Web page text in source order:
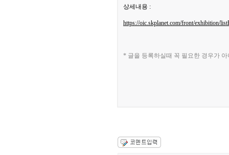
상세내용 :
https://oic.skplanet.com/front/exhibition/
* 글을 등록하실때 꼭 필요한 경우가